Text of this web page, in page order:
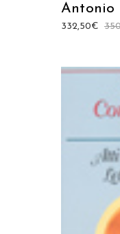
Antonio
332,50€